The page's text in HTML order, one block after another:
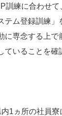
練に合わせ
ム登録訓練」
専念する上で
ていることを
1ヵ所の社員